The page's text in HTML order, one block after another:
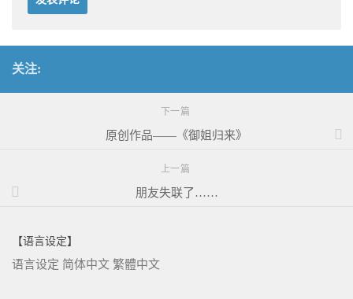
关注:
下一篇
原创作品——《御姐归来》
上一篇
朋友失联了……
【语言设定】
语言设定 简体中文 繁體中文